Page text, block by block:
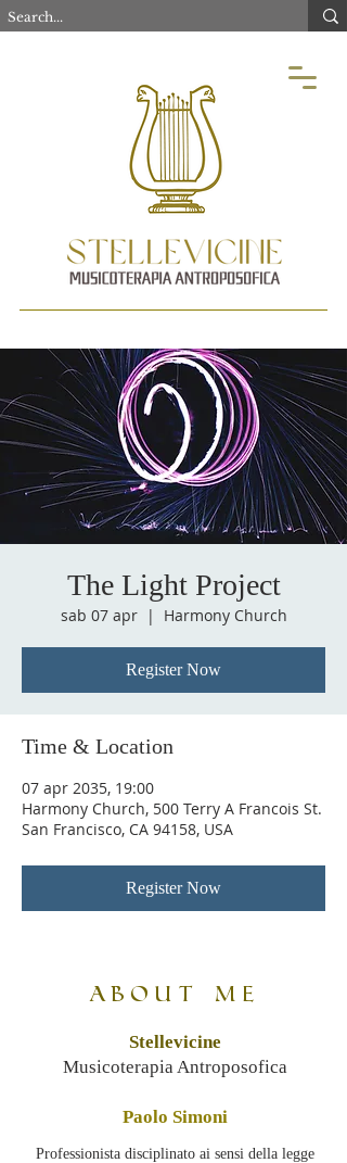
The Light Project
sab 07 apr
  |
Harmony Church
Register Now
Time & Location
07 apr 2035, 19:00
Harmony Church, 500 Terry A Francois St.
San Francisco, CA 94158, USA
Register Now
ABOUT ME
Stellevicine
Musicoterapia Antroposofica
Paolo Simoni
Professionista disciplinato ai sensi della legge